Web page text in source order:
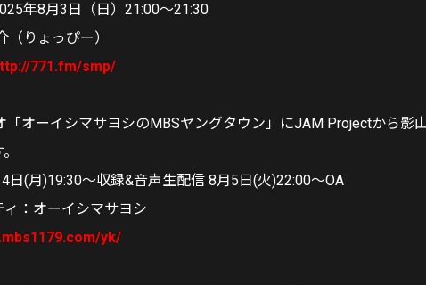
年8月3日（日）21:00〜21:30
（りょっぴー）
771.fm/smp/
「オーイシマサヨシのMBSヤングタウン」にJAM Projectから影
日(月)19:30〜収録&音声生配信 8月5日(火)22:00〜OA
ィ：オーイシマサヨシ
yk/